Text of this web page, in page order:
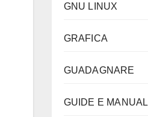
GNU LINUX
GRAFICA
GUADAGNARE
GUIDE E MANUALI